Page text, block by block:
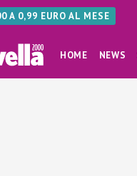
A 0,99 EURO AL MESE
HOME NEWS